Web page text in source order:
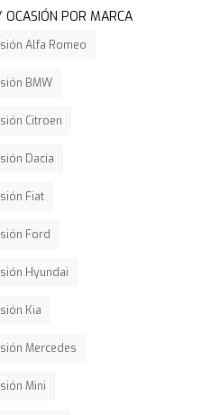
OCASIÓN POR MARCA
Alfa Romeo
BMW
Citroen
Dacia
Fiat
Ford
Hyundai
Kia
Mercedes
Mini